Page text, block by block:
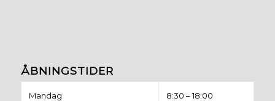
ÅBNINGSTIDER
Mandag 8:30 – 18:00